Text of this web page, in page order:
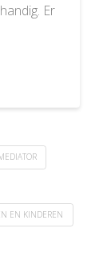
Er
EN KINDEREN